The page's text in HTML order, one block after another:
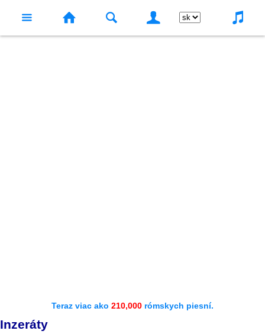
Teraz viac ako 210,000 rómskych piesní.
Inzeráty